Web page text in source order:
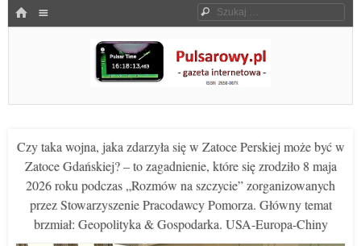
HOME Szukaj
Pulsarowy.pl
Czy taka wojna, jaka zdarzyła się w Zatoce Perskiej może być w
Zatoce Gdańskiej? – to zagadnienie, które się zrodziło 8 maja
2026 roku podczas „Rozmów na szczycie” zorganizowanych
przez Stowarzyszenie Pracodawcy Pomorza. Główny temat
brzmiał: Geopolityka & Gospodarka. USA-Europa-Chiny